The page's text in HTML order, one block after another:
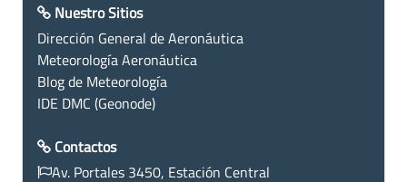
Nuestro Sitios
Dirección General de Aeronáutica
Meteorología Aeronáutica
Blog de Meteorología
IDE DMC (Geonode)
Contactos
Av. Portales 3450, Estación Central